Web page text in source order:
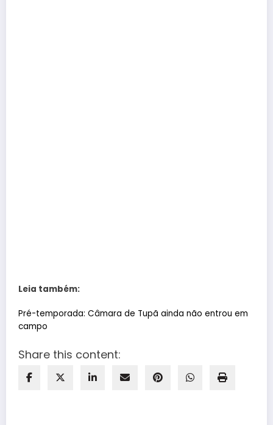
Leia também:
Pré-temporada: Câmara de Tupã ainda não entrou em
campo
Share this content: